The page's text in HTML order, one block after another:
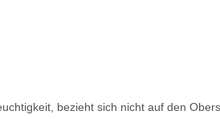
bezieht sich nicht auf den